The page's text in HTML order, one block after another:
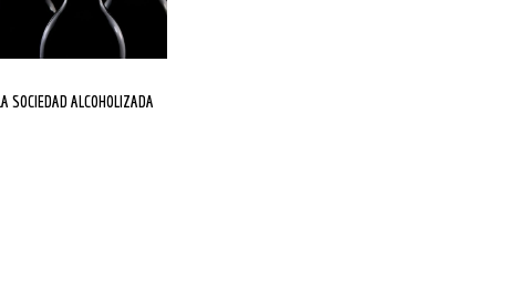
LA SOCIEDAD ALCOHOLIZADA